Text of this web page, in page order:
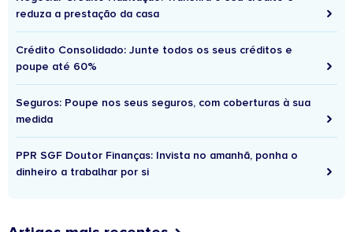
reduza a prestação da casa
Crédito Consolidado: Junte todos os seus créditos e
poupe até 60%
Seguros: Poupe nos seus seguros, com coberturas à sua
medida
PPR SGF Doutor Finanças: Invista no amanhã, ponha o
dinheiro a trabalhar por si